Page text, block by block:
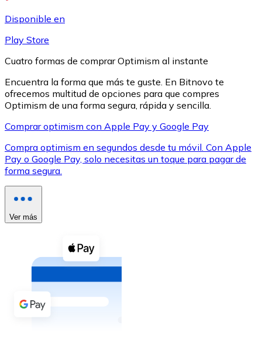
XRP
XRP
Ver todo
Compra criptomonedas con efectivo en tu tienda más
Comprar con efectivo
Transferencia SEPA
Disponible en
Play Store
Cuatro formas de comprar Optimism al instante
Encuentra la forma que más te guste. En Bitnovo te
ofrecemos multitud de opciones para que compres
Optimism de una forma segura, rápida y sencilla.
Comprar optimism con Apple Pay y Google Pay
Compra optimism en segundos desde tu móvil. Con Apple
Pay o Google Pay, solo necesitas un toque para pagar de
forma segura.
Ver más